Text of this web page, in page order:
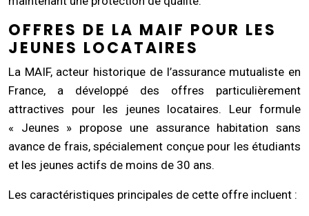
OFFRES DE LA MAIF POUR LES
JEUNES LOCATAIRES
La MAIF, acteur historique de l’assurance mutualiste en
France, a développé des offres particulièrement
attractives pour les jeunes locataires. Leur formule
« Jeunes » propose une assurance habitation sans
avance de frais, spécialement conçue pour les étudiants
et les jeunes actifs de moins de 30 ans.
Les caractéristiques principales de cette offre incluent :